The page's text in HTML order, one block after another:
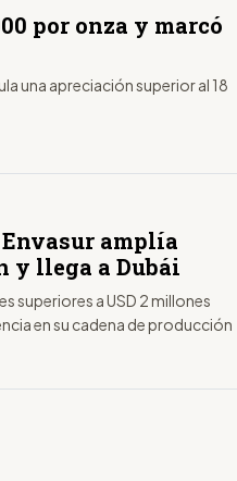
por onza y marcó
una apreciación superior al 18
amplía
y llega a Dubái
superiores a USD 2 millones
en su cadena de producción